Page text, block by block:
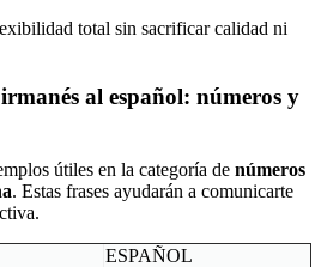
total sin sacrificar calidad ni
al español: números y
útiles en la categoría de números
. Estas frases ayudarán a comunicarte
ESPAÑOL